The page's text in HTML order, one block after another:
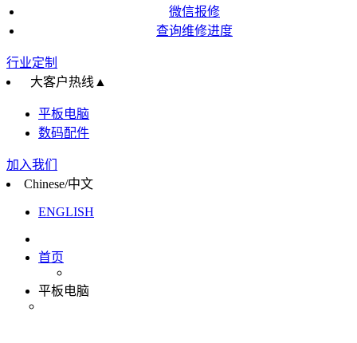
微信报修
查询维修进度
行业定制
大客户热线 ▲
平板电脑
数码配件
加入我们
Chinese/中文
ENGLISH
首页
平板电脑